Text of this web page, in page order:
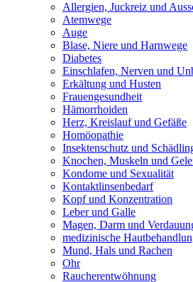
Allergien, Juckreiz und
Atemwege
Auge
Blase, Niere und Harnwege
Diabetes
Einschlafen, Nerven und
Erkältung und Husten
Frauengesundheit
Hämorrhoiden
Herz, Kreislauf und Gefäße
Homöopathie
Insektenschutz und
Knochen, Muskeln und
Kondome und Sexualität
Kontaktlinsenbedarf
Kopf und Konzentration
Leber und Galle
Magen, Darm und
medizinische
Mund, Hals und Rachen
Ohr
Raucherentwöhnung